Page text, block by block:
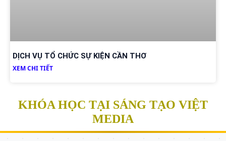
DỊCH VỤ TỔ CHỨC SỰ KIỆN CẦN THƠ
XEM CHI TIẾT
KHÓA HỌC TẠI SÁNG TẠO VIỆT
MEDIA